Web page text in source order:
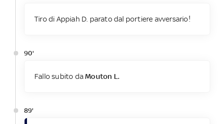
Tiro di Appiah D. parato dal portiere avversario!
90'
Fallo subito daMouton L.
89'